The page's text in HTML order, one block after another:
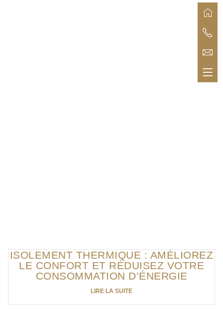
ISOLEMENT THERMIQUE : AMÉLIOREZ
LE CONFORT ET RÉDUISEZ VOTRE
CONSOMMATION D’ÉNERGIE
LIRE LA SUITE